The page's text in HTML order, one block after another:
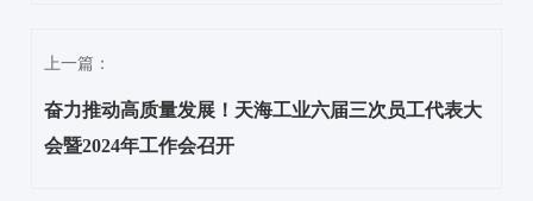
上一篇：
奋力推动高质量发展！天海工业六届三次员工代表大
会暨2024年工作会召开